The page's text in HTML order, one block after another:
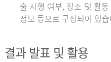
술 시행 여부, 장소 및 활
정보 등으로 구성되어 있
결과 발표 및 활용